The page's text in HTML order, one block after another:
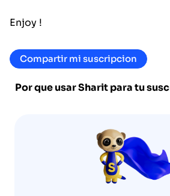
Enjoy !
Compartir mi suscripcion
Por que usar Sharit para tu